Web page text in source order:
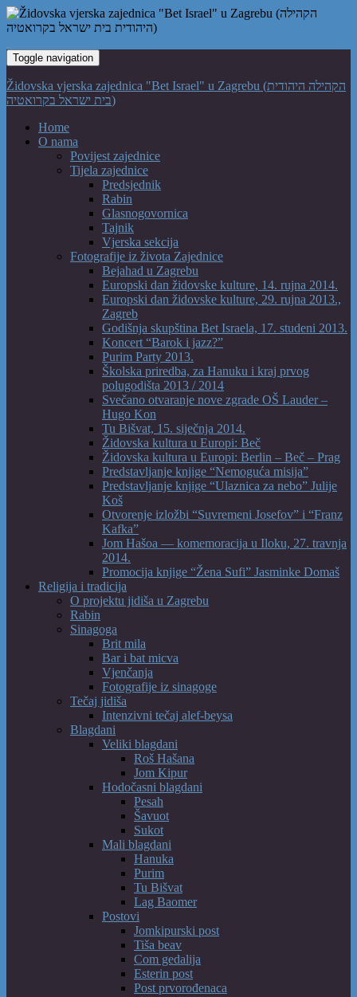
Toggle navigation
Židovska vjerska zajednica "Bet Israel" u Zagrebu (הקהילה היהודית
בית ישראל בקרואטיה)
Home
O nama
Povijest zajednice
Tijela zajednice
Predsjednik
Rabin
Glasnogovornica
Tajnik
Vjerska sekcija
Fotografije iz života Zajednice
Bejahad u Zagrebu
Europski dan židovske kulture, 14. rujna 2014.
Europski dan židovske kulture, 29. rujna 2013.,
Zagreb
Godišnja skupština Bet Israela, 17. studeni 2013.
Koncert “Barok i jazz?”
Purim Party 2013.
Školska priredba, za Hanuku i kraj prvog
polugodišta 2013 / 2014
Svečano otvaranje nove zgrade OŠ Lauder –
Hugo Kon
Tu Bišvat, 15. siječnja 2014.
Židovska kultura u Europi: Beč
Židovska kultura u Europi: Berlin – Beč – Prag
Predstavljanje knjige “Nemoguća misija”
Predstavljanje knjige “Ulaznica za nebo” Julije
Koš
Otvorenje izložbi “Suvremeni Josefov” i “Franz
Kafka”
Jom Hašoa — komemoracija u Iloku, 27. travnja
2014.
Promocija knjige “Žena Sufi” Jasminke Domaš
Religija i tradicija
O projektu jidiša u Zagrebu
Rabin
Sinagoga
Brit mila
Bar i bat micva
Vjenčanja
Fotografije iz sinagoge
Tečaj jidiša
Intenzivni tečaj alef-beysa
Blagdani
Veliki blagdani
Roš Hašana
Jom Kipur
Hodočasni blagdani
Pesah
Šavuot
Sukot
Mali blagdani
Hanuka
Purim
Tu Bišvat
Lag Baomer
Postovi
Jomkipurski post
Tiša beav
Com gedalija
Esterin post
Post prvorođenaca